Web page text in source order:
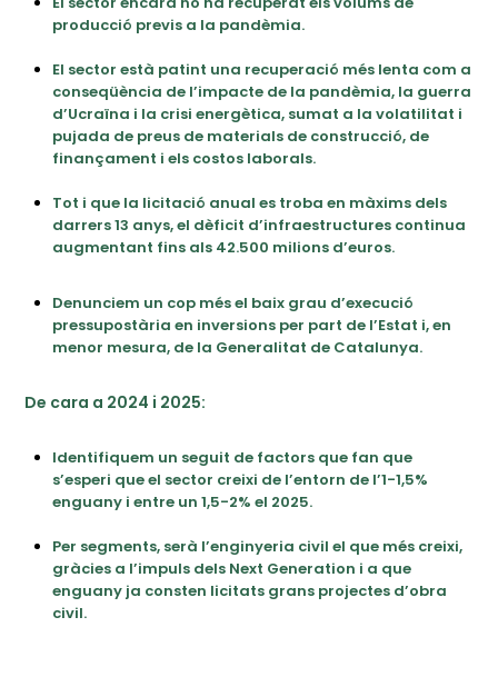
producció previs a la pandèmia.
El sector està patint una recuperació més lenta com a
conseqüència de l’impacte de la pandèmia, la guerra
d’Ucraïna i la crisi energètica, sumat a la volatilitat i
pujada de preus de materials de construcció, de
finançament i els costos laborals.
Tot i que la licitació anual es troba en màxims dels
darrers 13 anys, el dèficit d’infraestructures continua
augmentant fins als 42.500 milions d’euros.
Denunciem un cop més el baix grau d’execució
pressupostària en inversions per part de l’Estat i, en
menor mesura, de la Generalitat de Catalunya.
De cara a 2024 i 2025:
Identifiquem un seguit de factors que fan que
s’esperi que el sector creixi de l’entorn de l’1-1,5%
enguany i entre un 1,5-2% el 2025.
Per segments, serà l’enginyeria civil el que més creixi,
gràcies a l’impuls dels Next Generation i a que
enguany ja consten licitats grans projectes d’obra
civil.